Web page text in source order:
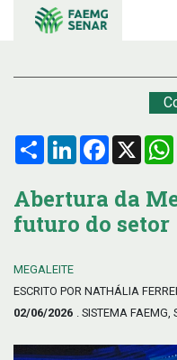
Compartilhar
LinkedInFacebook
X
Abertura da
futuro do setor
MEGALEITE
ESCRITO POR NATHÁLIA
02/06/2026 . SISTEMA FAEMG,